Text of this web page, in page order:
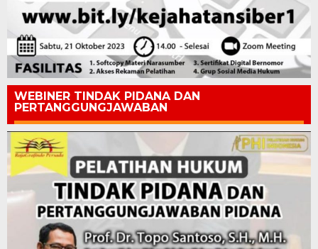
WEBINER TINDAK PIDANA DAN
PERTANGGUNGJAWABAN